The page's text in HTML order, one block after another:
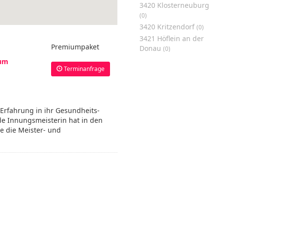
Premiumpaket
Terminanfrage
in ihr Gesundheits-
Innungsmeisterin hat in den
die Meister- und
3420 Klosterneuburg
(0)
3420 Kritzendorf (0)
3421 Höflein an der
Donau (0)